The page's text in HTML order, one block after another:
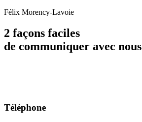
Félix Morency-Lavoie
2 façons faciles
de communiquer avec nous
Téléphone